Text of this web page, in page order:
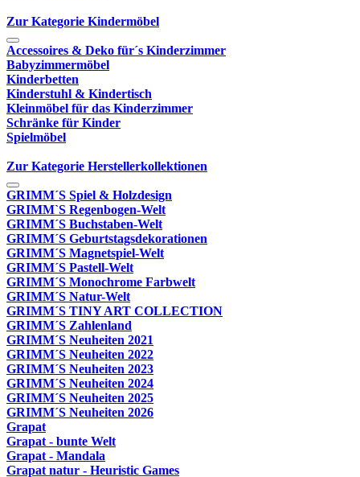
Zur Kategorie Kindermöbel
Accessoires & Deko für´s Kinderzimmer
Babyzimmermöbel
Kinderbetten
Kinderstuhl & Kindertisch
Kleinmöbel für das Kinderzimmer
Schränke für Kinder
Spielmöbel
Zur Kategorie Herstellerkollektionen
GRIMM´S Spiel & Holzdesign
GRIMM`S Regenbogen-Welt
GRIMM´S Buchstaben-Welt
GRIMM´S Geburtstagsdekorationen
GRIMM´S Magnetspiel-Welt
GRIMM´S Pastell-Welt
GRIMM´S Monochrome Farbwelt
GRIMM´S Natur-Welt
GRIMM´S TINY ART COLLECTION
GRIMM´S Zahlenland
GRIMM´S Neuheiten 2021
GRIMM´S Neuheiten 2022
GRIMM´S Neuheiten 2023
GRIMM´S Neuheiten 2024
GRIMM´S Neuheiten 2025
GRIMM´S Neuheiten 2026
Grapat
Grapat - bunte Welt
Grapat - Mandala
Grapat natur - Heuristic Games